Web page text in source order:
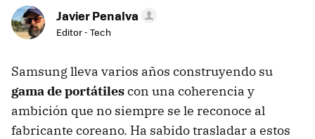
Javier Penalva
Editor - Tech
Samsung lleva varios años construyendo su
gama de portátilescon una coherencia y
ambición que no siempre se le reconoce al
fabricante coreano. Ha sabido trasladar a estos